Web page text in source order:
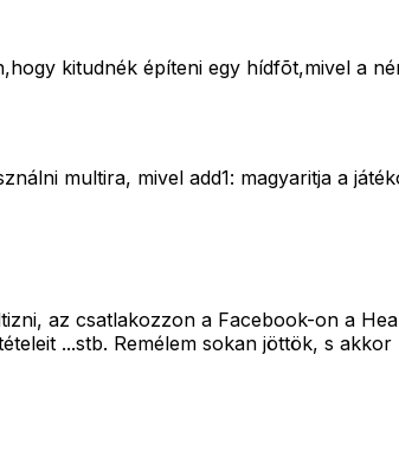
kitudnék építeni egy hídfõt,mivel a
multira, mivel add1: magyaritja a
az csatlakozzon a Facebook-on a
...stb. Remélem sokan jöttök, s akkor